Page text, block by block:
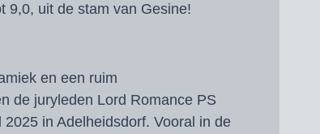
9,0, uit de stam van Gesine!
en een ruim
de juryleden Lord Romance PS
in Adelheidsdorf. Vooral in de